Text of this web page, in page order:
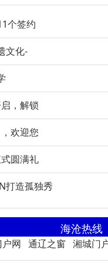
个签约
文化-
，解锁
欢迎您
圆满礼
打造孤独秀
海沧热线
网 通辽之窗 湘城门